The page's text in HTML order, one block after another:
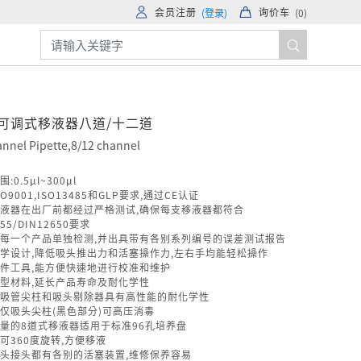
会员注册 (登录) 询价车 (0)
调式移液器八道/十二道
Pipette,8/12 channel
:0.5μl~300μl
和GLP要求,通过CE认证
器在出厂前都经过严格测试,确保每支移液器都符合
DIN12650要求
一个产品单独检测,并出具带有各别系列编号的误差测试报告
设计,降低吸头推出力和活塞操作力,左右手均能轻松操作
工具,能方便快速地进行校准和维护
材料,延长产品寿命及耐化学性
管尖柱和吸头剔除器具有高性能的耐化学性
吸头尖柱(黑色部分)可高压消毒
的8道式移液器适用于标准96孔培养盘
360度旋转,方便移液
接头都有各别的活塞装置,维修保养容易